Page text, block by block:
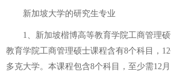
新加坡大学的研究生专业
1、新加坡楷博高等教育学院工商管理硕
教育学院工商管理硕士课程含有8个科目，
多克大学。本课程包含8个科目，至少需12